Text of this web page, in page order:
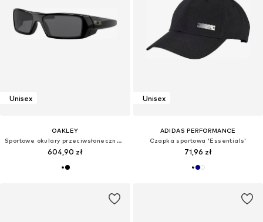
Unisex
OAKLEY
Sportowe okulary przeciwsłoneczne 'GASCAN'
604,90 zł
Unisex
ADIDAS PERFORMANCE
Czapka sportowa 'Essentials'
71,96 zł